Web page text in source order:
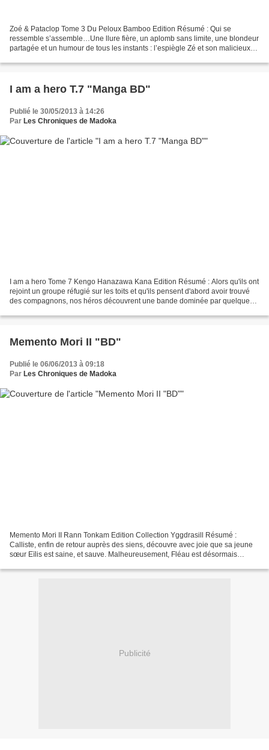
Zoé & Pataclop Tome 3 Du Peloux Bamboo Edition Résumé : Qui se
ressemble s’assemble…Une llure fière, un aplomb sans limite, une blondeur
partagée et un humour de tous les instants : l’espiègle Zé et son malicieux
I am a hero T.7 "Manga BD"
Publié le 30/05/2013 à 14:26
Par Les Chroniques de Madoka
I am a hero Tome 7 Kengo Hanazawa Kana Edition Résumé : Alors qu'ils ont
rejoint un groupe réfugié sur les toits et qu'ils pensent d'abord avoir trouvé
des compagnons, nos héros découvrent une bande dominée par quelques-
Memento Mori II "BD"
Publié le 06/06/2013 à 09:18
Par Les Chroniques de Madoka
Memento Mori II Rann Tonkam Edition Collection Yggdrasill Résumé :
Calliste, enfin de retour auprès des siens, découvre avec joie que sa jeune
sœur Eïlis est saine, et sauve. Malheureusement, Fléau est désormais
Publicité